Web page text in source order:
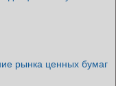
рынка ценных бумаг